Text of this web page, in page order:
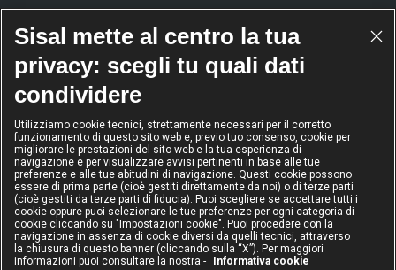
Riconoscimenti
2024
Operatore
dell'anno
2024
Operatore
Scommesse
sportive
2024
Operatore di
gioco sicuro
2024
Diversity &
Inclusion
IL GIOCO È VIETATO AI MINORI
Sisal mette al centro la tua
privacy: scegli tu quali dati
condividere
Utilizziamo cookie tecnici, strettamente necessari per il corretto
funzionamento di questo sito web e, previo tuo consenso, cookie per
migliorare le prestazioni del sito web e la tua esperienza di
navigazione e per visualizzare avvisi pertinenti in base alle tue
preferenze e alle tue abitudini di navigazione. Questi cookie possono
essere di prima parte (cioè gestiti direttamente da noi) o di terze parti
(cioè gestiti da terze parti di fiducia). Puoi scegliere se accettare tutti i
cookie oppure puoi selezionare le tue preferenze per ogni categoria di
cookie cliccando su "Impostazioni cookie". Puoi procedere con la
navigazione in assenza di cookie diversi da quelli tecnici, attraverso
la chiusura di questo banner (cliccando sulla “X”). Per maggiori
informazioni puoi consultare la nostra -
Informativa cookie